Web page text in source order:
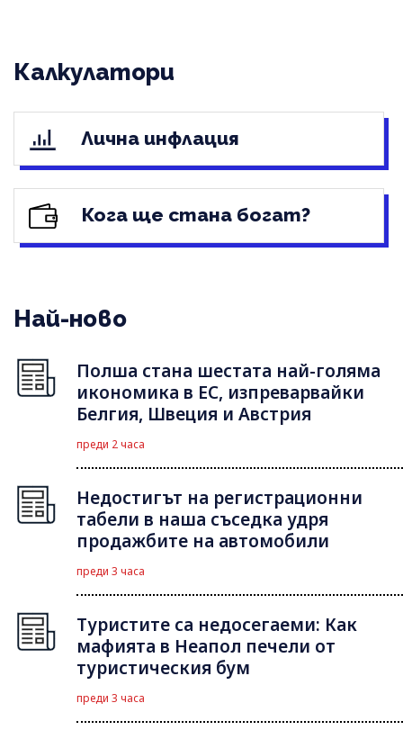
Калкулатори
Лична инфлация
Кога ще стана богат?
Най-ново
Полша стана шестата най-голяма
икономика в ЕС, изпреварвайки
Белгия, Швеция и Австрия
преди 2 часа
Недостигът на регистрационни
табели в наша съседка удря
продажбите на автомобили
преди 3 часа
Туристите са недосегаеми: Как
мафията в Неапол печели от
туристическия бум
преди 3 часа